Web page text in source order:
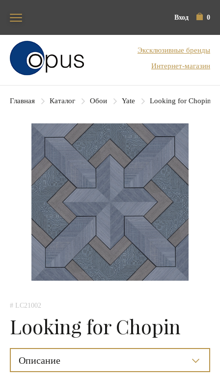
Вход 0
Блок поиска
Эксклюзивные бренды
Интернет-магазин
Главная Каталог Обои Yate Looking for Chopin
# LC21002
Looking for Chopin
Описание